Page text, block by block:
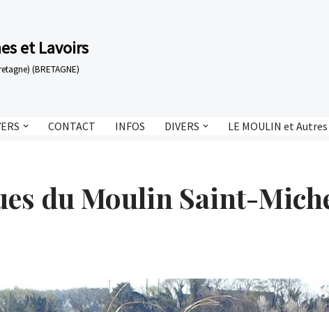
et Lavoirs
(BRETAGNE)
CONTACT INFOS DIVERS LE MOULIN et Autres
du Moulin Saint-